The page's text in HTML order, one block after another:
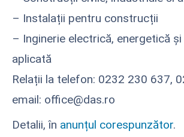
– Instalații pentru construcții
– Inginerie electrică, energetică
aplicată
Relații la telefon: 0232 230 637,
email: office@das.ro
Detalii, în anunțul corespunzător.